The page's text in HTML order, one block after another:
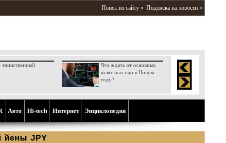
Поиск по сайту » Подписка на новости »
Что ждать от основных
валютных пар в Новом
году?
Aвто Hi-tech Интернет Энциклопедия
йены JPY